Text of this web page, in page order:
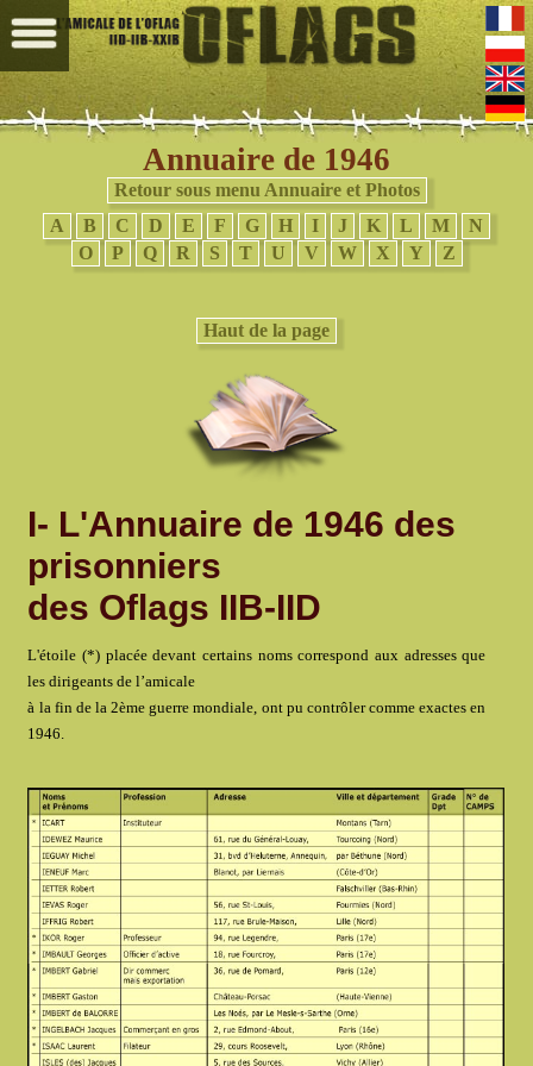
Annuaire de 1946
Retour sous menu Annuaire et Photos
A
B C D E F G H I J K L M
N
O
P Q R S T U V W X Y Z
Haut de la page
I- L'Annuaire de 1946 des
prisonniers
des Oflags IIB-IID
L'étoile (*) placée devant certains noms correspond aux adresses que
les dirigeants de l’amicale
à la fin de la 2ème guerre mondiale, ont pu contrôler comme exactes en
1946.